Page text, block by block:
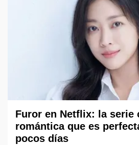
Furor en Netflix: la serie
romántica que es
pocos días